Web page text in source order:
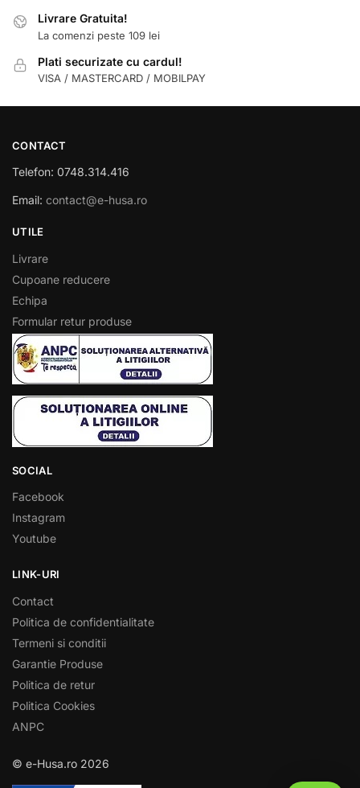
Livrare Gratuita!
La comenzi peste 109 lei
Plati securizate cu cardul!
VISA / MASTERCARD / MOBILPAY
CONTACT
Telefon: 0748.314.416
Email: contact@e-husa.ro
UTILE
Livrare
Cupoane reducere
Echipa
Formular retur produse
SOCIAL
Facebook
Instagram
Youtube
LINK-URI
Contact
Politica de confidentialitate
Termeni si conditii
Garantie Produse
Politica de retur
Politica Cookies
ANPC
© e-Husa.ro 2026